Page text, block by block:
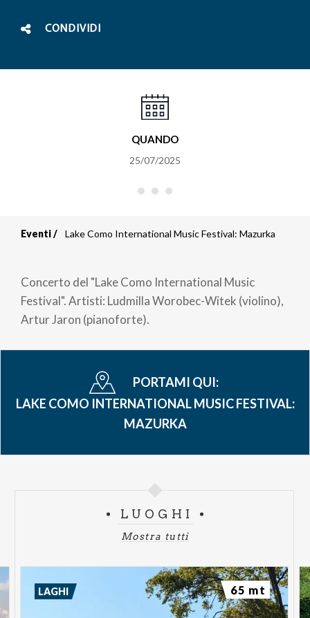
CONDIVIDI
QUANDO
25/07/2025
di
pane
Eventi Lake Como International Music Festival: Mazurka
Concerto del "Lake Como International Music
Festival". Artisti: Ludmilla Worobec-Witek (violino),
Artur Jaron (pianoforte).
PORTAMI QUI:
LAKE COMO INTERNATIONAL MUSIC FESTIVAL:
MAZURKA
LUOGHI
Mostra tutti
LAGHI 65 mt